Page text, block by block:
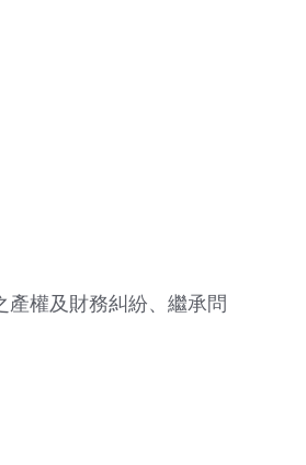
權及財務糾紛、繼承問